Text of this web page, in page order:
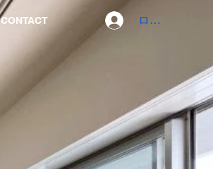
CONTACT ログイン